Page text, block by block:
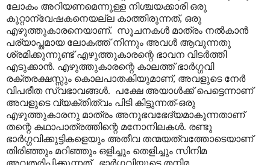
ലോകം അറിയണമെന്നുള്ള നിശ്ചയക്കാരി ഒരു
കുറ്റാന്വേഷകനെയല്ല കാത്തിരുന്നത്, ഒരു
എഴുത്തുകാരനെയാണ്. സൂചനകൾ മാത്രം നൽകാൻ
പര്യാപ്തമായ ലോകത്ത് നിന്നും അവൾ ആവുന്നതു
ശ്രമിക്കുന്നുണ്ട് എഴുത്തുകാരന്റെ ഭാവന വിടർത്തി
എടുക്കാൻ. എഴുത്തുകാരന്റെ കാലത്ത് ഭാർഗ്ഗവി
രക്തരക്ഷസ്സും കൊലപാതകിയുമാണ്, അവളുടെ നേർ
വിപരീത സ്വഭാവങ്ങൾ. പക്ഷേ അയാൾക്ക് പെട്ടെന്നാണ്
അവളുടെ വ്യക്തിത്വം പിടി കിട്ടുന്നത്-ഒരു
എഴുത്തുകാരനു മാത്രം അനുഭവഭേദ്യമാകുന്നതാണ്
തന്റെ കഥാപാത്രത്തിന്റെ മനോനിലകൾ. രണ്ടു
ഭാർഗ്ഗവിക്കുട്ടികളെയും അതീവ തന്മയത്വത്തോടെയാണ്
തിരിഞ്ഞും മറിഞ്ഞും ഒളിച്ചും തെളിച്ചും സിനിമ
അവതരിപ്പിക്കുന്നത്. ഭാർഗ്ഗവിയുടെ തനിമ